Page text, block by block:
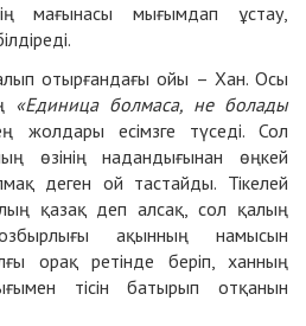
мағынасы мығымдап ұстау,
отырғандағы ойы – Хан. Осы
«Единица болмаса, не болады
жолдары есімзге түседі. Сол
өзінің надандығынан өңкей
деген ой тастайды. Тікелей
қазақ деп алсақ, сол қалың
ақынның намысын
орақ ретінде беріп, ханның
тісін батырып отқанын